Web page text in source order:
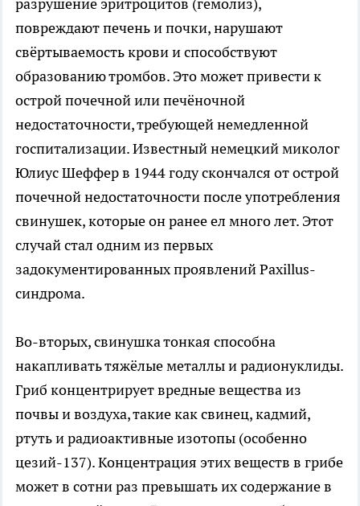
разрушение эритроцитов (гемолиз),
повреждают печень и почки, нарушают
свёртываемость крови и способствуют
образованию тромбов. Это может привести к
острой почечной или печёночной
недостаточности, требующей немедленной
госпитализации. Известный немецкий миколог
Юлиус Шеффер в 1944 году скончался от острой
почечной недостаточности после употребления
свинушек, которые он ранее ел много лет. Этот
случай стал одним из первых
задокументированных проявлений Paxillus-
синдрома.
Во-вторых, свинушка тонкая способна
накапливать тяжёлые металлы и радионуклиды.
Гриб концентрирует вредные вещества из
почвы и воздуха, такие как свинец, кадмий,
ртуть и радиоактивные изотопы (особенно
цезий-137). Концентрация этих веществ в грибе
может в сотни раз превышать их содержание в